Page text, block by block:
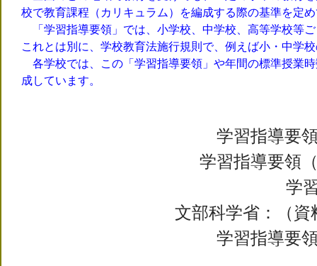
校で教育課程（カリキュラム）を編成する際の基準を定
「学習指導要領」では、小学校、中学校、高等学校等
これとは別に、学校教育法施行規則で、例えば小・中学
各学校では、この「学習指導要領」や年間の標準授業
成しています。
学習指導要
学習指導要領
学
文部科学省：（
学習指導要